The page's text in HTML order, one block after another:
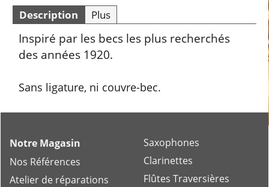
Description Plus
Inspiré par les becs les plus recherchés
des années 1920.
Sans ligature, ni couvre-bec.
Notre Magasin
Nos Références
Atelier de réparations
Saxophones
Clarinettes
Flûtes Traversières